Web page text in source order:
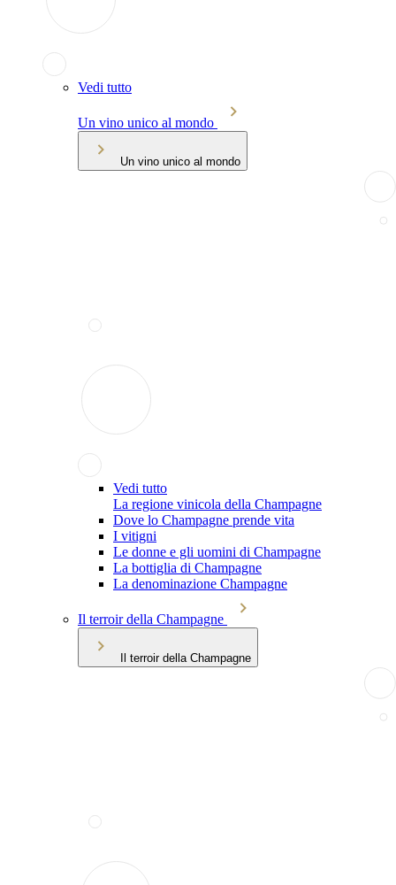
Vedi tutto
Un vino unico al mondo
Un vino unico al mondo
Vedi tutto
La regione vinicola della Champagne
Dove lo Champagne prende vita
I vitigni
Le donne e gli uomini di Champagne
La bottiglia di Champagne
La denominazione Champagne
Il terroir della Champagne
Il terroir della Champagne